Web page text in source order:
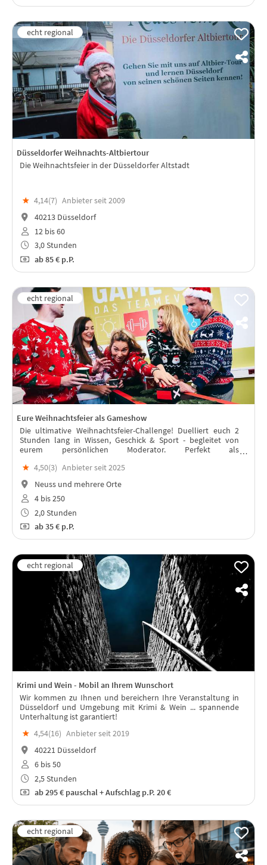
Düsseldorfer Weihnachts-Altbiertour
Die Weihnachtsfeier in der Düsseldorfer Altstadt
★ 4,14(7) Anbieter seit 2009
40213 Düsseldorf
12 bis 60
3,0 Stunden
ab85 € p.P.
Eure Weihnachtsfeier als Gameshow
Die ultimative Weihnachtsfeier-Challenge! Duelliert euch 2
Stunden lang in Wissen, Geschick & Sport - begleitet von
eurem persönlichen Moderator. Perfekt als
Firma, Verein oder Freundeskreis!
★ 4,50(3) Anbieter seit 2025
Neuss und mehrere Orte
4 bis 250
2,0 Stunden
ab35 € p.P.
Krimi und Wein - Mobil an Ihrem Wunschort
Wir kommen zu Ihnen und bereichern Ihre Veranstaltung in
Düsseldorf und Umgebung mit Krimi & Wein ... spannende
Unterhaltung ist garantiert!
★ 4,54(16) Anbieter seit 2019
40221 Düsseldorf
6 bis 50
2,5 Stunden
ab295 € pauschal + Aufschlag p.P. 20 €